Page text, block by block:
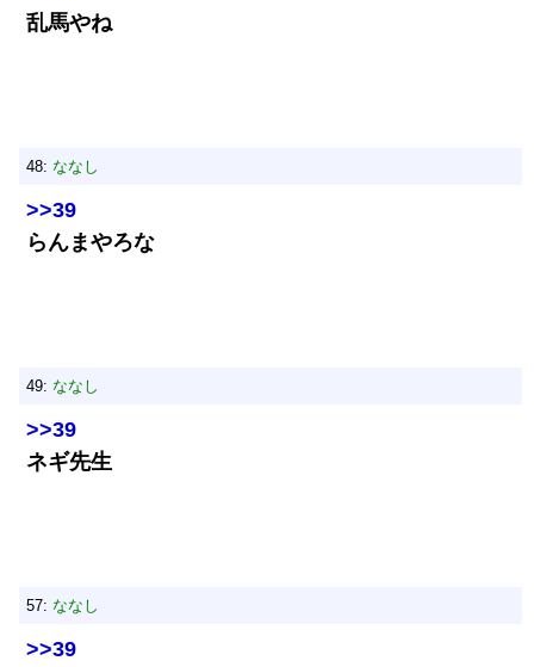
乱馬やね
48: ななし
>>39
らんまやろな
49: ななし
>>39
ネギ先生
57: ななし
>>39